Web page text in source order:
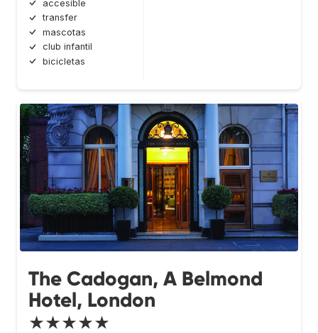
accesible
transfer
mascotas
club infantil
bicicletas
The Cadogan, A Belmond
Hotel, London
★★★★★